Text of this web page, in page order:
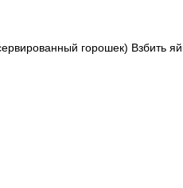
горошек)